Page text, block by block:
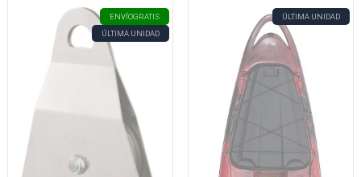
ENVÍOGRATIS
ÚLTIMA UNIDAD
ÚLTIMA UNIDAD